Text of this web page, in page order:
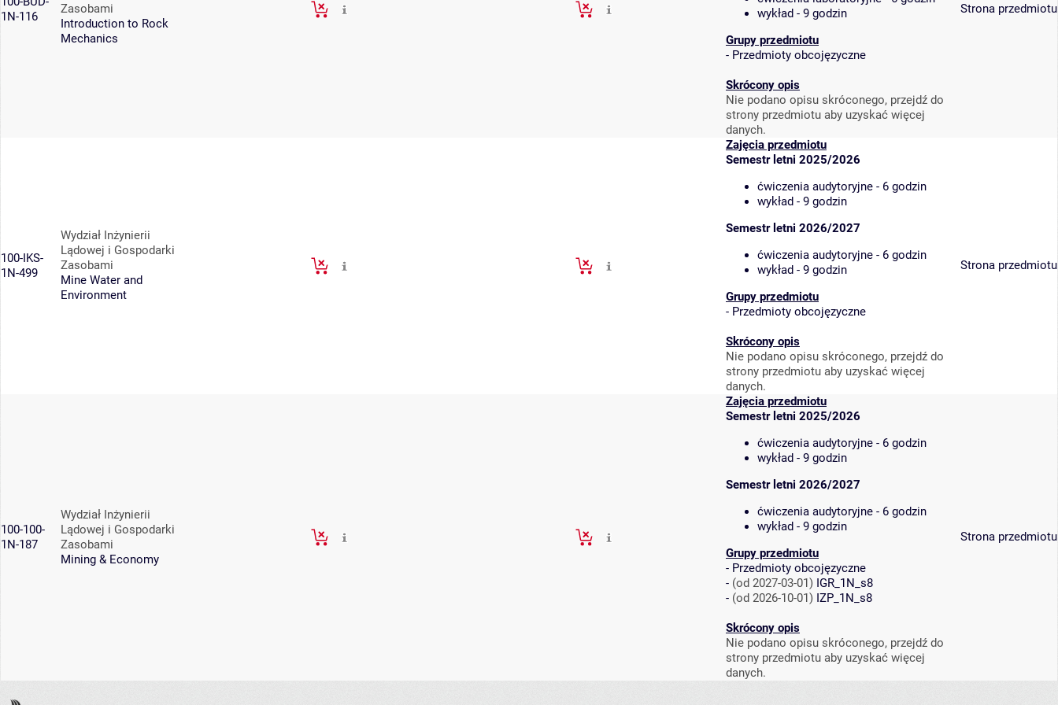
1N-116
Zasobami
Introduction to Rock
Mechanics
wykład - 9 godzin
Grupy przedmiotu
- Przedmioty obcojęzyczne
Skrócony opis
Nie podano opisu skróconego, przejdź do
strony przedmiotu aby uzyskać więcej
danych.
Strona przedmiotu
100-IKS-
1N-499
Wydział Inżynierii
Lądowej i Gospodarki
Zasobami
Mine Water and
Environment
Zajęcia przedmiotu
Semestr letni 2025/2026
ćwiczenia audytoryjne - 6 godzin
wykład - 9 godzin
Semestr letni 2026/2027
ćwiczenia audytoryjne - 6 godzin
wykład - 9 godzin
Grupy przedmiotu
- Przedmioty obcojęzyczne
Skrócony opis
Nie podano opisu skróconego, przejdź do
strony przedmiotu aby uzyskać więcej
danych.
Strona przedmiotu
100-100-
1N-187
Wydział Inżynierii
Lądowej i Gospodarki
Zasobami
Mining & Economy
Zajęcia przedmiotu
Semestr letni 2025/2026
ćwiczenia audytoryjne - 6 godzin
wykład - 9 godzin
Semestr letni 2026/2027
ćwiczenia audytoryjne - 6 godzin
wykład - 9 godzin
Grupy przedmiotu
- Przedmioty obcojęzyczne
- (od 2027-03-01) IGR_1N_s8
- (od 2026-10-01) IZP_1N_s8
Skrócony opis
Nie podano opisu skróconego, przejdź do
strony przedmiotu aby uzyskać więcej
danych.
Strona przedmiotu